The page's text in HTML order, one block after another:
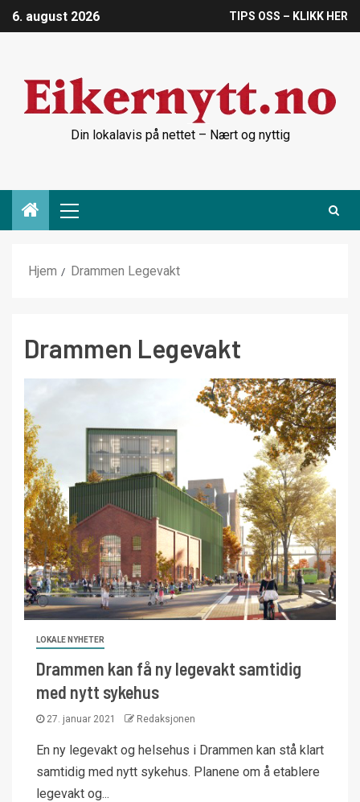
6. august 2026 TIPS OSS – KLIKK HER
Din lokalavis på nettet – Nært og nyttig
Hjem Drammen Legevakt
Drammen Legevakt
LOKALE NYHETER
Drammen kan få ny legevakt samtidig
med nytt sykehus
27. januar 2021 Redaksjonen
En ny legevakt og helsehus i Drammen kan stå klart
samtidig med nytt sykehus. Planene om å etablere
legevakt og...